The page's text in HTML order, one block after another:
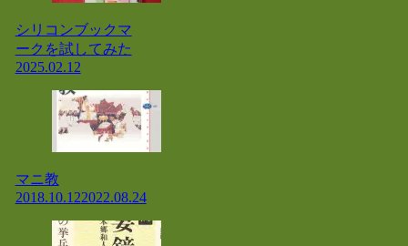
シリコンブックマ
ークを試してみた
2025.02.12
マニ教
2018.10.122022.08.24